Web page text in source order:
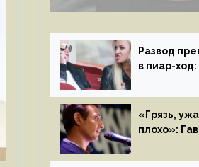
Развод
в пиар-
«Грязь,
плохо»: